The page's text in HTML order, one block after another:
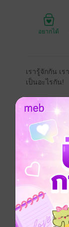
อยากได้
เรารู้จักกัน เ
เป็นอะไรกัน!
การ์ตูนไทย
ประเภทไฟล์
วันที่วางขาย
ความยาว
ราคาปก
เรื่องที่